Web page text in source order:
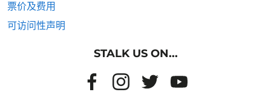
票价及费用
可访问性声明
STALK US ON...